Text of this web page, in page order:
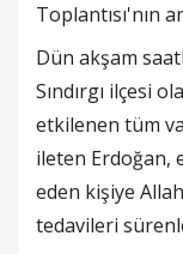
Toplantısı'nın
Dün akşam
Sındırgı ilçesi
etkilenen tüm
ileten Erdoğan,
eden kişiye
tedavileri